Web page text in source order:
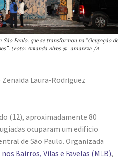
Paulo, que se transformou na “Ocupação de
(Foto: Amanda Alves @_amanzza /A
Laura-Rodriguez
(12), aproximadamente 80
ocuparam um edifício
de São Paulo. Organizada
Bairros, Vilas e Favelas (MLB),